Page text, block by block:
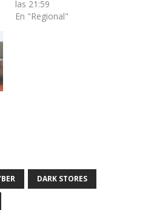
las 21:59
En "Regional"
DARK STORES